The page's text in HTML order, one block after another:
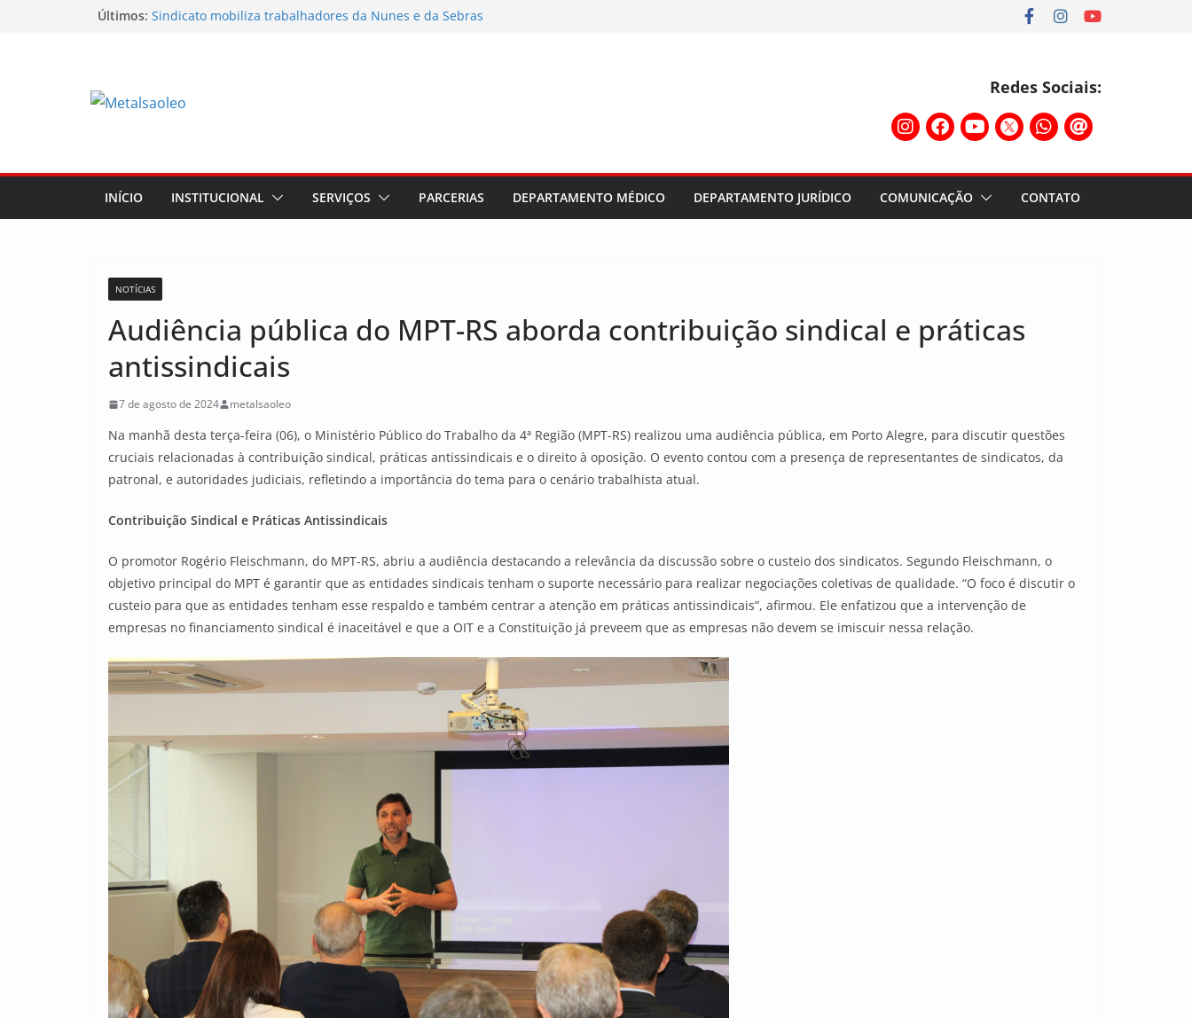
Últimos: Sindicato mobiliza trabalhadores da Nunes e da Sebras
Conselho Diretivo da CNM/CUT debate indústria e
Redes Sociais:
INÍCIO INSTITUCIONAL SERVIÇOS PARCERIAS DEPARTAMENTO MÉDICO DEPARTAMENTO JURÍDICO COMUNICAÇÃO CONTATO
NOTÍCIAS
Audiência pública do MPT-RS aborda contribuição sindical e práticas
antissindicais
7 de agosto de 2024 metalsaoleo
Na manhã desta terça-feira (06), o Ministério Público do Trabalho da 4ª Região (MPT-RS) realizou uma audiência pública, em Porto Alegre, para discutir questões
cruciais relacionadas à contribuição sindical, práticas antissindicais e o direito à oposição. O evento contou com a presença de representantes de sindicatos, da
patronal, e autoridades judiciais, refletindo a importância do tema para o cenário trabalhista atual.
Contribuição Sindical e Práticas Antissindicais
O promotor Rogério Fleischmann, do MPT-RS, abriu a audiência destacando a relevância da discussão sobre o custeio dos sindicatos. Segundo Fleischmann, o
objetivo principal do MPT é garantir que as entidades sindicais tenham o suporte necessário para realizar negociações coletivas de qualidade. “O foco é discutir o
custeio para que as entidades tenham esse respaldo e também centrar a atenção em práticas antissindicais”, afirmou. Ele enfatizou que a intervenção de
empresas no financiamento sindical é inaceitável e que a OIT e a Constituição já preveem que as empresas não devem se imiscuir nessa relação.